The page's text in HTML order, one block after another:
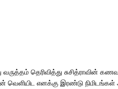
வருத்தம் தெரிவித்து சுசித்ராவின்
வெளியிட எனக்கு இரண்டு